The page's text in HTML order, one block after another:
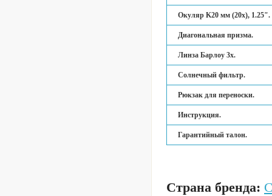
Окуляр K20 мм (20x), 1.25".
Диагональная призма.
Линза Барлоу 3х.
Солнечный фильтр.
Рюкзак для переноски.
Инструкция.
Гарантийный талон.
Страна бренда: